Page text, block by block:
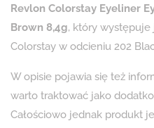
Revlon Colorstay Eyeliner
Brown 8,4g, który występuje
Colorstay w odcieniu 202
W opisie pojawia się też
warto traktować jako
Całościowo jednak produkt